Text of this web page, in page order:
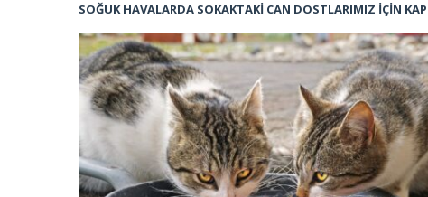
SOĞUK HAVALARDA SOKAKTAKİ CAN DOSTLARIMIZ İÇİN